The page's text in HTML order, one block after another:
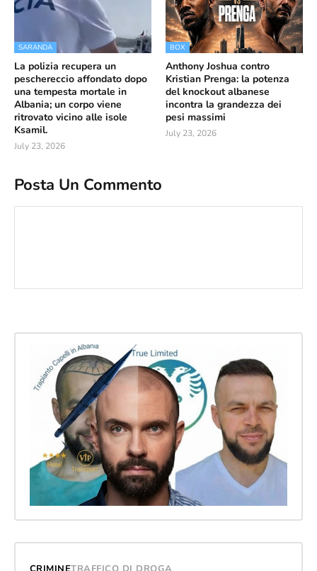
SARANDA
La polizia recupera un
peschereccio affondato dopo
una tempesta mortale in
Albania; un corpo viene
ritrovato vicino alle isole
Ksamil.
July 23, 2026
BOX
Anthony Joshua contro
Kristian Prenga: la potenza
del knockout albanese
incontra la grandezza dei
pesi massimi
July 23, 2026
Posta Un Commento